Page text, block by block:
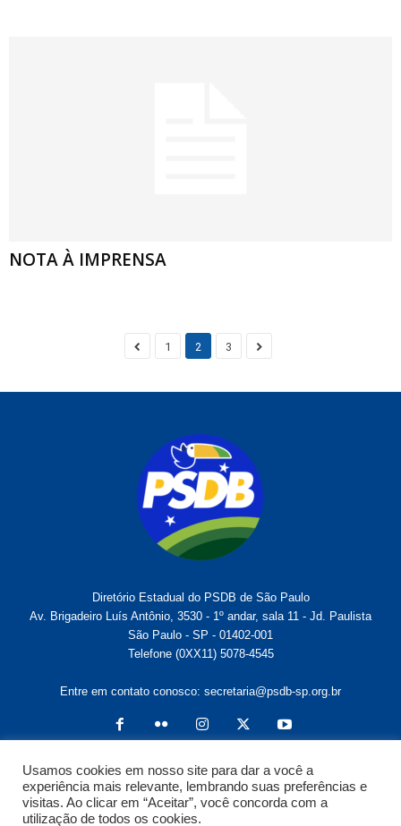
NOTA À IMPRENSA
1 2 3
Diretório Estadual do PSDB de São Paulo
Av. Brigadeiro Luís Antônio, 3530 - 1º andar, sala 11 - Jd. Paulista
São Paulo - SP - 01402-001
Telefone (0XX11) 5078-4545
Entre em contato conosco: secretaria@psdb-sp.org.br
Usamos cookies em nosso site para dar a você a
experiência mais relevante, lembrando suas preferências e
visitas. Ao clicar em “Aceitar”, você concorda com a
utilização de todos os cookies.